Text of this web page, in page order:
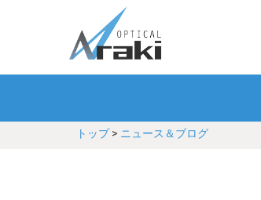
トップ> ニュース＆ブログ